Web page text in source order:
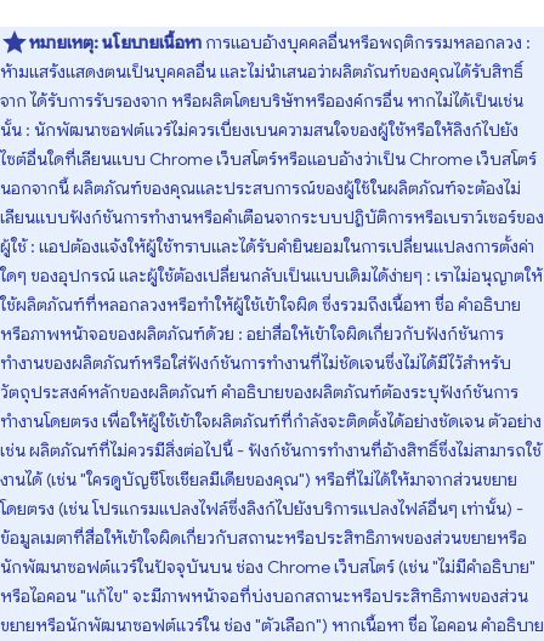
หมายเหตุ:นโยบายเนื้อหา การแอบอ้างบุคคลอื่นหรือพฤติกรรมหลอกลวง :
ห้ามแสร้งแสดงตนเป็นบุคคลอื่น และไม่นำเสนอว่าผลิตภัณฑ์ของคุณได้รับสิทธิ์
จาก ได้รับการรับรองจาก หรือผลิตโดยบริษัทหรือองค์กรอื่น หากไม่ได้เป็นเช่น
นั้น : นักพัฒนาซอฟต์แวร์ไม่ควรเบี่ยงเบนความสนใจของผู้ใช้หรือให้ลิงก์ไปยัง
ไซต์อื่นใดที่เลียนแบบ Chrome เว็บสโตร์หรือแอบอ้างว่าเป็น Chrome เว็บสโตร์
นอกจากนี้ ผลิตภัณฑ์ของคุณและประสบการณ์ของผู้ใช้ในผลิตภัณฑ์จะต้องไม่
เลียนแบบฟังก์ชันการทำงานหรือคำเตือนจากระบบปฏิบัติการหรือเบราว์เซอร์ของ
ผู้ใช้ : แอปต้องแจ้งให้ผู้ใช้ทราบและได้รับคำยินยอมในการเปลี่ยนแปลงการตั้งค่า
ใดๆ ของอุปกรณ์ และผู้ใช้ต้องเปลี่ยนกลับเป็นแบบเดิมได้ง่ายๆ : เราไม่อนุญาตให้
ใช้ผลิตภัณฑ์ที่หลอกลวงหรือทำให้ผู้ใช้เข้าใจผิด ซึ่งรวมถึงเนื้อหา ชื่อ คำอธิบาย
หรือภาพหน้าจอของผลิตภัณฑ์ด้วย : อย่าสื่อให้เข้าใจผิดเกี่ยวกับฟังก์ชันการ
ทำงานของผลิตภัณฑ์หรือใส่ฟังก์ชันการทำงานที่ไม่ชัดเจนซึ่งไม่ได้มีไว้สำหรับ
วัตถุประสงค์หลักของผลิตภัณฑ์ คำอธิบายของผลิตภัณฑ์ต้องระบุฟังก์ชันการ
ทำงานโดยตรง เพื่อให้ผู้ใช้เข้าใจผลิตภัณฑ์ที่กำลังจะติดตั้งได้อย่างชัดเจน ตัวอย่าง
เช่น ผลิตภัณฑ์ที่ไม่ควรมีสิ่งต่อไปนี้ - ฟังก์ชันการทำงานที่อ้างสิทธิ์ซึ่งไม่สามารถใช้
งานได้ (เช่น "ใครดูบัญชีโซเชียลมีเดียของคุณ") หรือที่ไม่ได้ให้มาจากส่วนขยาย
โดยตรง (เช่น โปรแกรมแปลงไฟล์ซึ่งลิงก์ไปยังบริการแปลงไฟล์อื่นๆ เท่านั้น) -
ข้อมูลเมตาที่สื่อให้เข้าใจผิดเกี่ยวกับสถานะหรือประสิทธิภาพของส่วนขยายหรือ
นักพัฒนาซอฟต์แวร์ในปัจจุบันบน ช่อง Chrome เว็บสโตร์ (เช่น "ไม่มีคำอธิบาย"
หรือไอคอน "แก้ไข" จะมีภาพหน้าจอที่บ่งบอกสถานะหรือประสิทธิภาพของส่วน
ขยายหรือนักพัฒนาซอฟต์แวร์ใน ช่อง "ตัวเลือก") หากเนื้อหา ชื่อ ไอคอน คำอธิบาย